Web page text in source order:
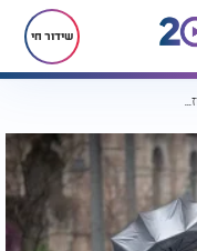
שידור חי
ברוך ה' - החורף חוזר: גשם, רוחות חזקות ושלג בחרמון